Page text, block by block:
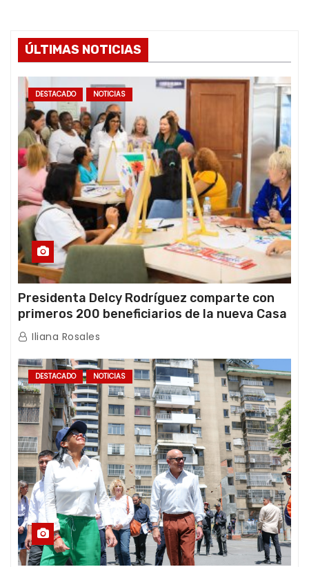
ÚLTIMAS NOTICIAS
DESTACADO NOTICIAS
Presidenta Delcy Rodríguez comparte con
primeros 200 beneficiarios de la nueva Casa
de los Abuelos “La Primavera” en Caracas
Iliana Rosales
DESTACADO NOTICIAS